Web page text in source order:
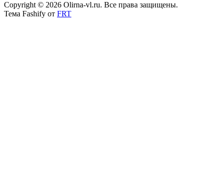
Copyright © 2026 Olirna-vl.ru. Все права защищены.
Тема Fashify от FRT